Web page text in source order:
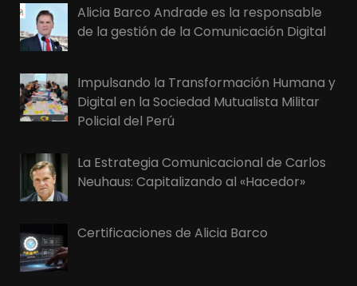
Alicia Barco Andrade es la responsable
de la gestión de la Comunicación Digital
Impulsando la Transformación Humana y
Digital en la Sociedad Mutualista Militar
Policial del Perú
La Estrategia Comunicacional de Carlos
Neuhaus: Capitalizando al «Hacedor»
Certificaciones de Alicia Barco